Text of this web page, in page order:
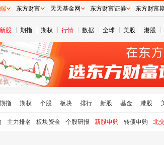
新股 期指 期权 行情 数据 全球 美股 港股
期指 期权 个股 板块 排行 新股 基金 港股
主力排名 板块资金 个股研报 新股申购 转债申购 北
东方财富 天天基金网 东方财富证券 东方财富